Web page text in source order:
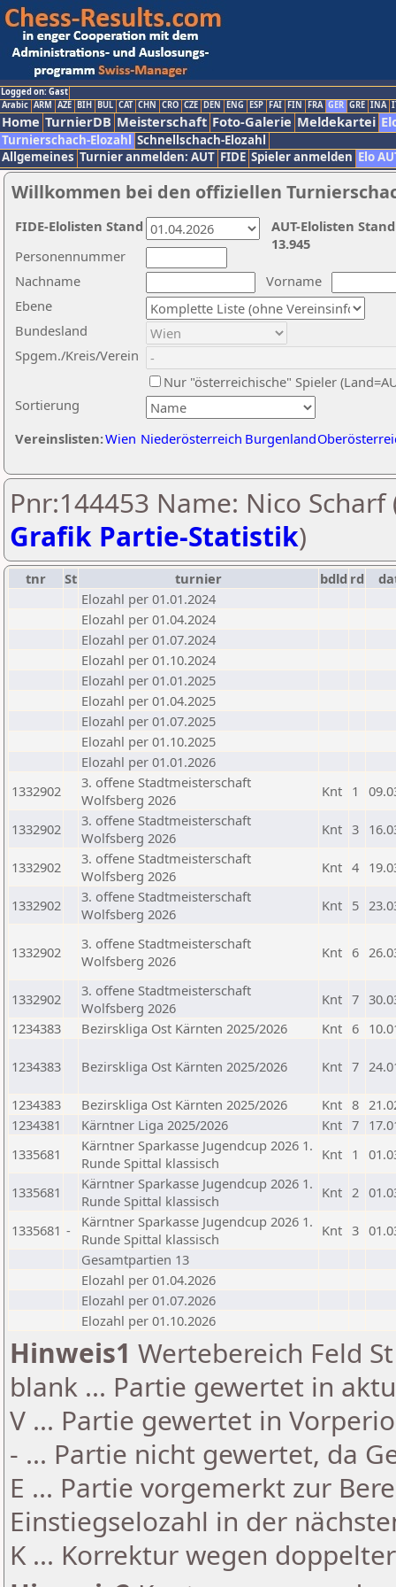
Logged on: Gast
Arabic ARM AZE BIH BUL CAT CHN CRO CZE DEN ENG ESP FAI FIN FRA GER GRE INA
Home TurnierDB Meisterschaft Foto-Galerie Meldekartei
Turnierschach-Elozahl Schnellschach-Elozahl
Allgemeines Turnier anmelden: AUT FIDE Spieler anmelden Elo
Willkommen bei den offiziellen
Nachname
Vorname
Ebene
Sortierung
Personennummer
Bundesland
Spgem./Kreis/Verein
Nur "österreichische" Spieler
Vereinslisten:Wien Niederösterreich Burgenland
AUT-Elolisten
13.945
FIDE-Elolisten Stand
Pnr:144453 Name: Nico Scharf
Grafik Partie-Statistik)
tnr St turnier bdld rd
Elozahl per 01.01.2024
Elozahl per 01.04.2024
Elozahl per 01.07.2024
Elozahl per 01.10.2024
Elozahl per 01.01.2025
Elozahl per 01.04.2025
Elozahl per 01.07.2025
Elozahl per 01.10.2025
Elozahl per 01.01.2026
1332902
3. offene Stadtmeisterschaft
Wolfsberg 2026
Knt 1
1332902
3. offene Stadtmeisterschaft
Wolfsberg 2026
Knt 3
1332902
3. offene Stadtmeisterschaft
Wolfsberg 2026
Knt 4
1332902
3. offene Stadtmeisterschaft
Wolfsberg 2026
Knt 5
1332902
3. offene Stadtmeisterschaft
Wolfsberg 2026
Knt 6
1332902
3. offene Stadtmeisterschaft
Wolfsberg 2026
Knt 7
1234383
Bezirskliga Ost Kärnten 2025/2026 Knt 6
1234383 Bezirskliga Ost Kärnten 2025/2026 Knt 7
1234383 Bezirskliga Ost Kärnten 2025/2026 Knt 8
1234381
Kärntner Liga 2025/2026 Knt 7
1335681
Kärntner Sparkasse Jugendcup 2026 1.
Runde Spittal klassisch
Knt 1
1335681
Kärntner Sparkasse Jugendcup 2026 1.
Runde Spittal klassisch
Knt 2
1335681 -
Kärntner Sparkasse Jugendcup 2026 1.
Runde Spittal klassisch
Knt 3
Gesamtpartien 13
Elozahl per 01.04.2026
Elozahl per 01.07.2026
Elozahl per 01.10.2026
Hinweis1 Wertebereich Feld
blank ... Partie gewertet in
V ... Partie gewertet in
- ... Partie nicht gewertet, da
E ... Partie vorgemerkt zur
Einstiegselozahl in der
K ... Korrektur wegen